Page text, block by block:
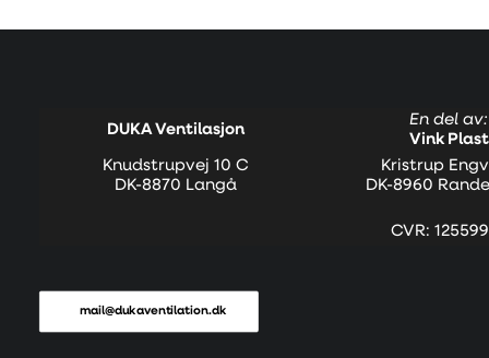
DUKA Ventilasjon
En del av:
Vink Plast
Knudstrupvej 10 C
DK-8870 Langå
Kristrup
DK-8960
CVR:
mail@dukaventilation.dk